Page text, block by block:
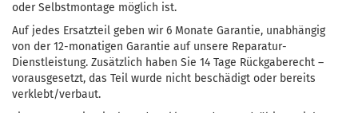
oder Selbstmontage möglich ist.
Auf jedes Ersatzteil geben wir 6 Monate Garantie, unabhängig
von der 12-monatigen Garantie auf unsere Reparatur-
Dienstleistung. Zusätzlich haben Sie 14 Tage Rückgaberecht –
vorausgesetzt, das Teil wurde nicht beschädigt oder bereits
verklebt/verbaut.